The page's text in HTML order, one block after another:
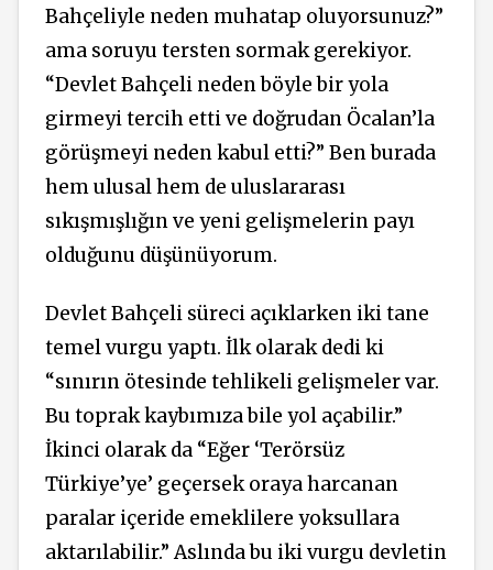
Bahçeliyle neden muhatap oluyorsunuz?”
ama soruyu tersten sormak gerekiyor.
“Devlet Bahçeli neden böyle bir yola
girmeyi tercih etti ve doğrudan Öcalan’la
görüşmeyi neden kabul etti?” Ben burada
hem ulusal hem de uluslararası
sıkışmışlığın ve yeni gelişmelerin payı
olduğunu düşünüyorum.
Devlet Bahçeli süreci açıklarken iki tane
temel vurgu yaptı. İlk olarak dedi ki
“sınırın ötesinde tehlikeli gelişmeler var.
Bu toprak kaybımıza bile yol açabilir.”
İkinci olarak da “Eğer ‘Terörsüz
Türkiye’ye’ geçersek oraya harcanan
paralar içeride emeklilere yoksullara
aktarılabilir.” Aslında bu iki vurgu devletin